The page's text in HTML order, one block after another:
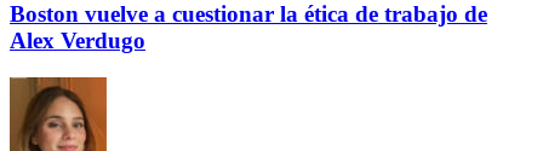
Boston vuelve a cuestionar la ética de trabajo de
Alex Verdugo